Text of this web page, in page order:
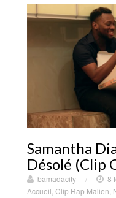
Samantha
Désolé (Clip
bamadacity / 8
Accueil Clip Rap Malien